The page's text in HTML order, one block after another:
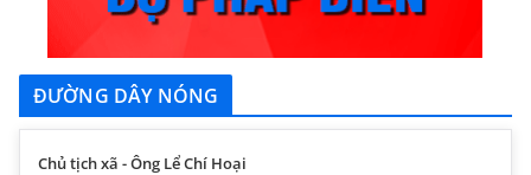
ĐƯỜNG DÂY NÓNG
Chủ tịch xã - Ông Lể Chí Hoại